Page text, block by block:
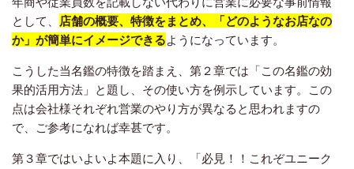
として、
店舗の概要、特徴をまとめ、「どのようなお店なの
か」が簡単にイメージできるようになっています。
こうした当名鑑の特徴を踏まえ、第２章では「この名鑑の効
果的活用方法」と題し、その使い方を例示しています。この
点は会社様それぞれ営業のやり方が異なると思われますの
で、ご参考になれば幸甚です。
第３章ではいよいよ本題に入り、「必見！！これぞユニーク